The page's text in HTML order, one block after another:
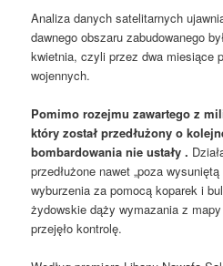
Analiza danych satelitarnych
dawnego obszaru zabudowanego
kwietnia, czyli przez dwa miesiące
wojennych.
Pomimo rozejmu zawartego z
który został przedłużony o
bombardowania nie ustały .
przedłużone nawet „poza
wyburzenia za pomocą koparek i
żydowskie dąży wymazania z
przejęło kontrolę.